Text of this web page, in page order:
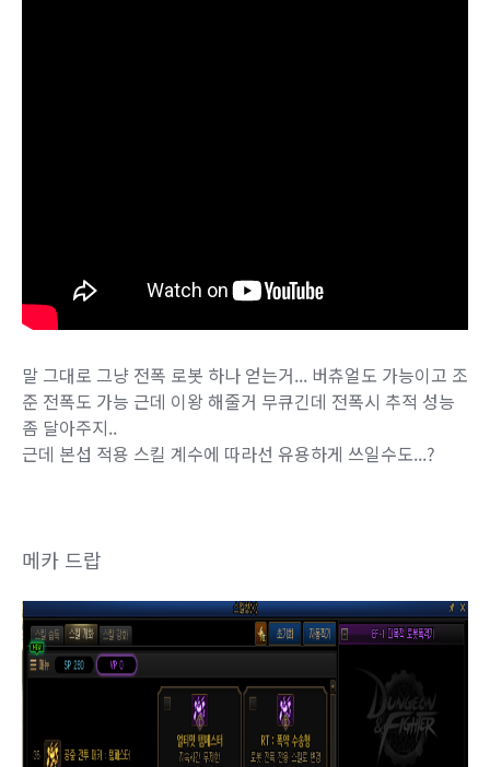
말 그대로 그냥 전폭 로봇 하나 얻는거... 버츄얼도 가능이고 조
준 전폭도 가능 근데 이왕 해줄거 무큐긴데 전폭시 추적 성능
좀 달아주지..
근데 본섭 적용 스킬 계수에 따라선 유용하게 쓰일수도...?
메카 드랍